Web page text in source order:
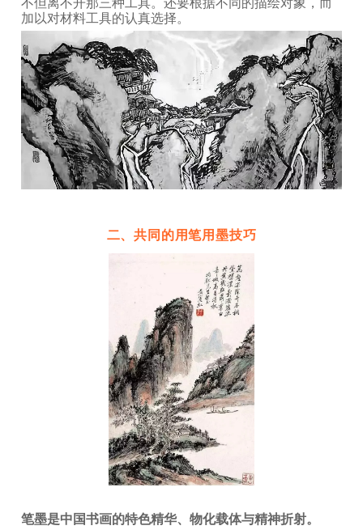
加以对材料工具的认真选择。
二、共同的用笔用墨技巧
笔墨是中国书画的特色精华、物化载体与精神折射。